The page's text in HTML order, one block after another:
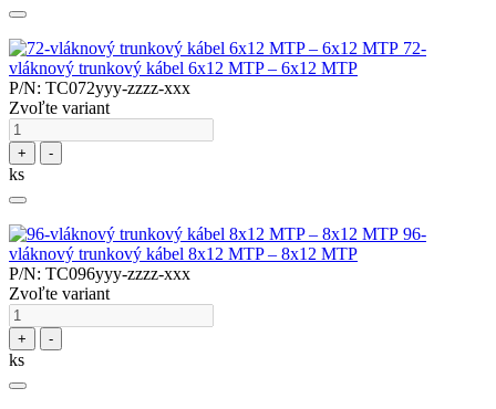
72-
vláknový trunkový kábel 6x12 MTP – 6x12 MTP
P/N: TC072yyy-zzzz-xxx
Zvoľte variant
+ -
ks
96-
vláknový trunkový kábel 8x12 MTP – 8x12 MTP
P/N: TC096yyy-zzzz-xxx
Zvoľte variant
+ -
ks